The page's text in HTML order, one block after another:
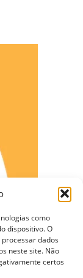
como
dispositivo. O
dados
neste site. Não
certos